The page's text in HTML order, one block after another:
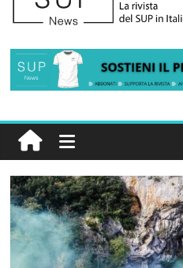
prevenzione
2° Urban Sup Trophy: la regata